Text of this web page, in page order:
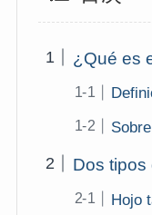
¿Qué es
Dos tipos
Hojo